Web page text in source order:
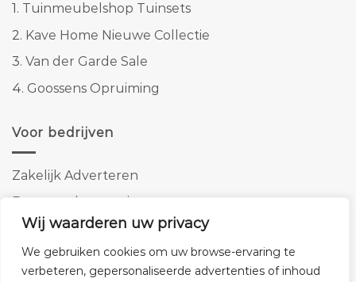
Wij waarderen uw privacy
We gebruiken cookies om uw browse-ervaring te
verbeteren, gepersonaliseerde advertenties of inhoud
1. Tuinmeubelshop Tuinsets
2. Kave Home Nieuwe Collectie
3. Van der Garde Sale
4. Goossens Opruiming
Voor bedrijven
Zakelijk Adverteren
Banner advertenties
Linkbuilding
SEO copywriting